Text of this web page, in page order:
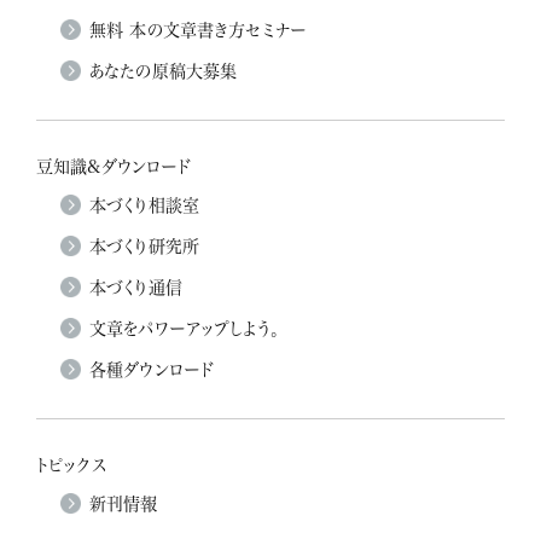
無料 本の文章書き方セミナー
あなたの原稿大募集
豆知識&ダウンロード
本づくり相談室
本づくり研究所
本づくり通信
文章をパワーアップしよう。
各種ダウンロード
トピックス
新刊情報